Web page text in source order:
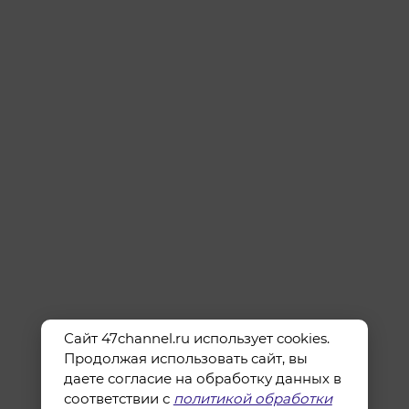
Сайт 47channel.ru использует cookies.
Продолжая использовать сайт, вы
даете согласие на обработку данных в
соответствии с политикой обработки